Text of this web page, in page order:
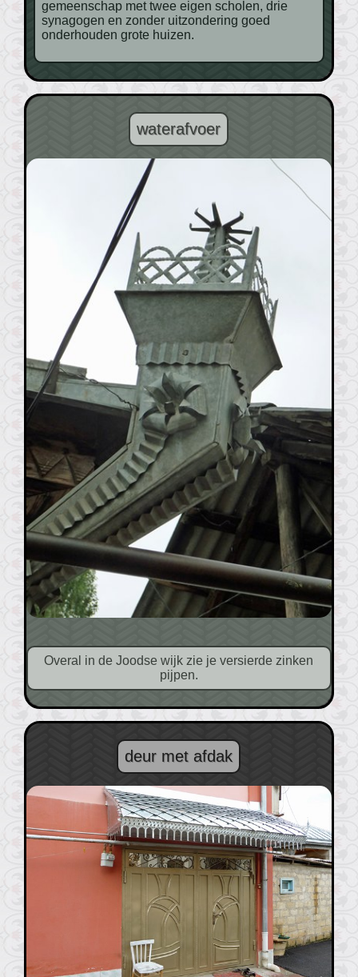
gemeenschap met twee eigen scholen, drie
synagogen en zonder uitzondering goed
onderhouden grote huizen.
waterafvoer
Overal in de Joodse wijk zie je versierde zinken
pijpen.
deur met afdak